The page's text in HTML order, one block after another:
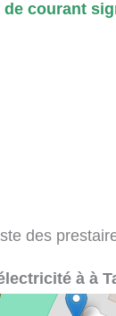
courant
des
à à